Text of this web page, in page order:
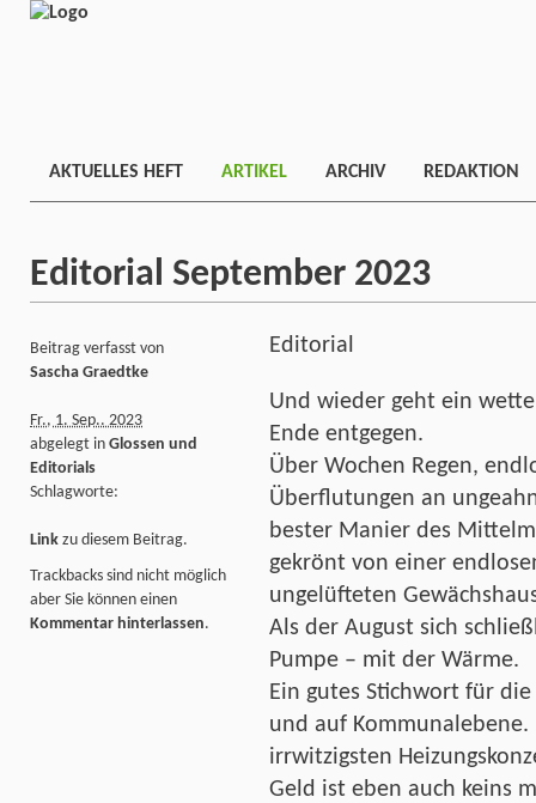
AKTUELLES HEFT ARTIKEL ARCHIV REDAKTION
Editorial September 2023
Editorial
Und wieder geht ein
Ende entgegen.
Über Wochen Regen,
Überflutungen an
bester Manier des
gekrönt von einer
ungelüfteten
Als der August sich
Pumpe – mit der Wärme.
Ein gutes Stichwort für
und auf
irrwitzigsten
Geld ist eben auch keins
Beitrag verfasst von
Sascha Graedtke
Fr., 1. Sep.. 2023
abgelegt in Glossen und
Editorials
Schlagworte:
Link zu diesem Beitrag.
Trackbacks sind nicht möglich
aber Sie können einen
Kommentar hinterlassen.